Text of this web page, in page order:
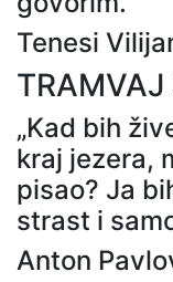
Tenesi
„Kad bih
kraj jezera,
pisao? Ja
strast i
Anton